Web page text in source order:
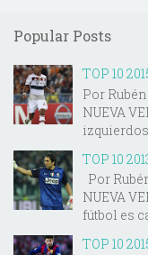
Popular Posts
TOP 10
Por
NUEVA
TOP 10
Por
NUEVA
fútbol es
TOP 10